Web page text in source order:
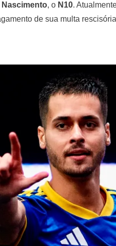
Nascimento, o N10.
de sua multa